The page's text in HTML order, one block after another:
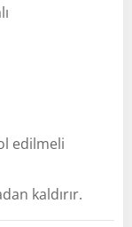
edilmeli
kaldırır.